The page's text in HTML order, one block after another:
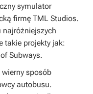
symulator
firmę TML Studios.
najróżniejszych
takie projekty jak:
Subways.
sposób
autobusu.